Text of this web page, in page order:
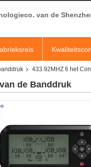
van de
433.92MHZ 6 het
de Banddruk